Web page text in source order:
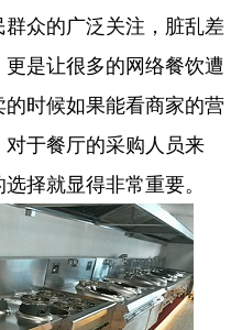
众的广泛关注，脏乱差
是让很多的网络餐饮遭
时候如果能看商家的营
于餐厅的采购人员来
选择就显得非常重要。